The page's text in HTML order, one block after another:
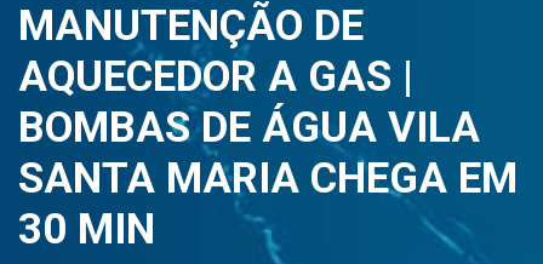
MANUTENÇÃO DE
AQUECEDOR A GAS |
BOMBAS DE ÁGUA VILA
SANTA MARIA CHEGA EM
30 MIN